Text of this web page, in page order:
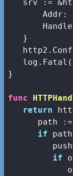
srv :=
   }
}
func
return
path
if
if